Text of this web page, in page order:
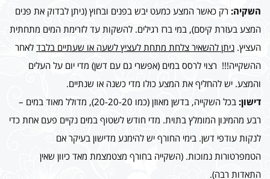
השקיה: רק כאשר המצע כמעט יבש בפנים ובחוץ (ניתן לבדוק את פנים
המצע בעזרת קיסם), במי ברז רגילים. להשקות עד לזרימת המים מתחתית
העציץ. ניתן להשאיר צלחת מתחת לעציץ לשעה או שעתיים בלבד לאחר
ההשקייה!!! רצוי לרסס במים (אפשרי גם עם דשן) מדי יום על העלים
והמצע. יש להחליף את המצע כולו מדי כשנה או שנתיים.
דישון:
בכל השקייה, בדשן מאוזן (כמו 20-20-20), מדולל מאוד במים –
רבע מהמינון המומלץ בתוית. מדי חודש לשטוף במים נקיים פעם אחת כדי
לנקות עודפי דשן. בימי החורף יש להימנע מדישון בעיקר אם
הטמפרטורות נמוכות. (השקייה בחורף מצטמצמת מאד כיוון שאין
התאדות רבה).